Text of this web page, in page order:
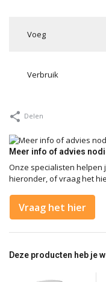
Voeg
Verbruik
Delen
Meer info of advies
Onze specialisten helpen
hieronder, of vraag het
Vraag het hier
Deze producten heb je